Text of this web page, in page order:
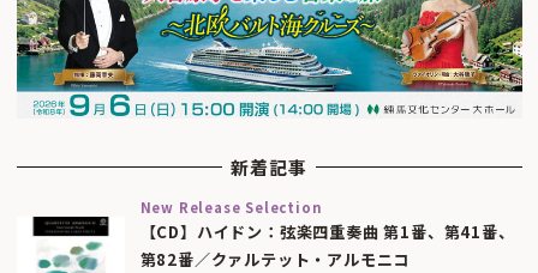
新着記事
New Release Selection
【CD】ハイドン：弦楽四重奏曲 第1番、第41番、
第82番／クァルテット・アルモニコ